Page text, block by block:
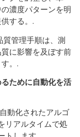
濃度パターンを明
する。.
質管理手順は、測
に影響を及ぼす前
。.
ために自動化を活
自動化されたアルゴ
リアルタイムで処